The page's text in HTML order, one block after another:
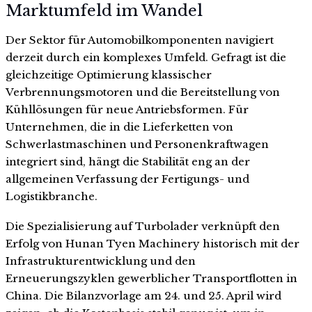
Marktumfeld im Wandel
Der Sektor für Automobilkomponenten navigiert
derzeit durch ein komplexes Umfeld. Gefragt ist die
gleichzeitige Optimierung klassischer
Verbrennungsmotoren und die Bereitstellung von
Kühllösungen für neue Antriebsformen. Für
Unternehmen, die in die Lieferketten von
Schwerlastmaschinen und Personenkraftwagen
integriert sind, hängt die Stabilität eng an der
allgemeinen Verfassung der Fertigungs- und
Logistikbranche.
Die Spezialisierung auf Turbolader verknüpft den
Erfolg von Hunan Tyen Machinery historisch mit der
Infrastrukturentwicklung und den
Erneuerungszyklen gewerblicher Transportflotten in
China. Die Bilanzvorlage am 24. und 25. April wird